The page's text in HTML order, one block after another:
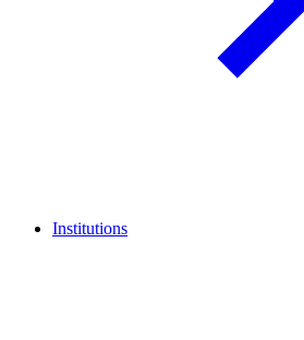
Institutions